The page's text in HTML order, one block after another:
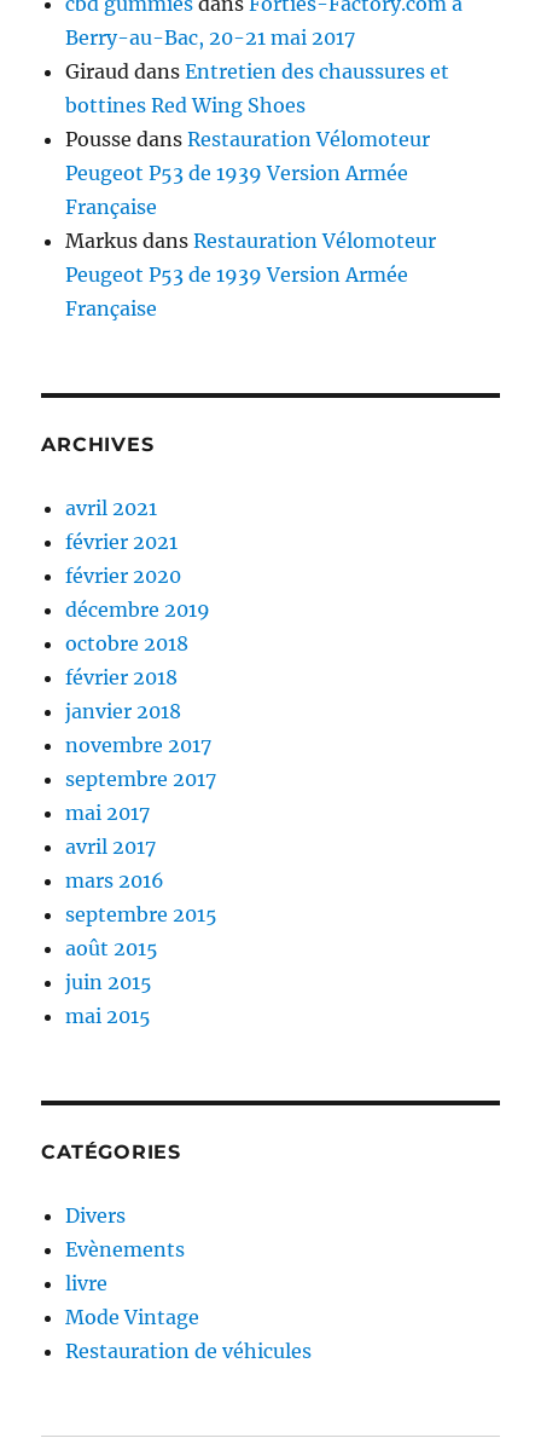
Berry-au-Bac, 20-21 mai 2017
Giraud dansEntretien des chaussures et
bottines Red Wing Shoes
Pousse dansRestauration Vélomoteur
Peugeot P53 de 1939 Version Armée
Française
Markus dansRestauration Vélomoteur
Peugeot P53 de 1939 Version Armée
Française
ARCHIVES
avril 2021
février 2021
février 2020
décembre 2019
octobre 2018
février 2018
janvier 2018
novembre 2017
septembre 2017
mai 2017
avril 2017
mars 2016
septembre 2015
août 2015
juin 2015
mai 2015
CATÉGORIES
Divers
Evènements
livre
Mode Vintage
Restauration de véhicules